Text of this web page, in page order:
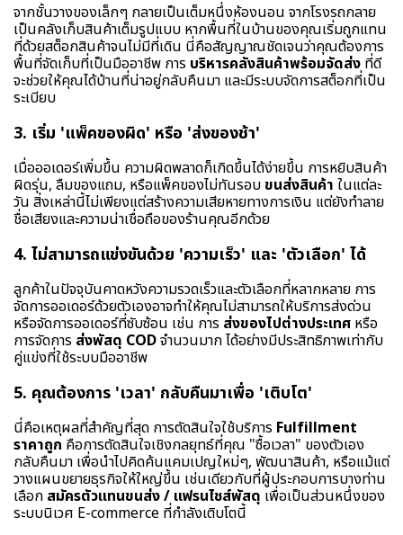
จากชั้นวางของเล็กๆ กลายเป็นเต็มหนึ่งห้องนอน จากโรงรถกลาย
เป็นคลังเก็บสินค้าเต็มรูปแบบ หากพื้นที่ในบ้านของคุณเริ่มถูกแทน
ที่ด้วยสต็อกสินค้าจนไม่มีที่เดิน นี่คือสัญญาณชัดเจนว่าคุณต้องการ
พื้นที่จัดเก็บที่เป็นมืออาชีพ การ บริหารคลังสินค้าพร้อมจัดส่ง ที่ดี
จะช่วยให้คุณได้บ้านที่น่าอยู่กลับคืนมา และมีระบบจัดการสต็อกที่เป็น
ระเบียบ
3. เริ่ม 'แพ็คของผิด' หรือ 'ส่งของช้า'
เมื่อออเดอร์เพิ่มขึ้น ความผิดพลาดก็เกิดขึ้นได้ง่ายขึ้น การหยิบสินค้า
ผิดรุ่น, ลืมของแถม, หรือแพ็คของไม่ทันรอบขนส่งสินค้า ในแต่ละ
วัน สิ่งเหล่านี้ไม่เพียงแต่สร้างความเสียหายทางการเงิน แต่ยังทำลาย
ชื่อเสียงและความน่าเชื่อถือของร้านคุณอีกด้วย
4. ไม่สามารถแข่งขันด้วย 'ความเร็ว' และ 'ตัวเลือก' ได้
ลูกค้าในปัจจุบันคาดหวังความรวดเร็วและตัวเลือกที่หลากหลาย การ
จัดการออเดอร์ด้วยตัวเองอาจทำให้คุณไม่สามารถให้บริการส่งด่วน
หรือจัดการออเดอร์ที่ซับซ้อน เช่น การ ส่งของไปต่างประเทศ หรือ
การจัดการ ส่งพัสดุ CODจำนวนมาก ได้อย่างมีประสิทธิภาพเท่ากับ
คู่แข่งที่ใช้ระบบมืออาชีพ
5. คุณต้องการ 'เวลา' กลับคืนมาเพื่อ 'เติบโต'
นี่คือเหตุผลที่สำคัญที่สุด การตัดสินใจใช้บริการ Fulfillment
ราคาถูก คือการตัดสินใจเชิงกลยุทธ์ที่คุณ "ซื้อเวลา" ของตัวเอง
กลับคืนมา เพื่อนำไปคิดค้นแคมเปญใหม่ๆ, พัฒนาสินค้า, หรือแม้แต่
วางแผนขยายธุรกิจให้ใหญ่ขึ้น เช่นเดียวกับที่ผู้ประกอบการบางท่าน
เลือก สมัครตัวแทนขนส่ง / แฟรนไชส์พัสดุ เพื่อเป็นส่วนหนึ่งของ
ระบบนิเวศ E-commerce ที่กำลังเติบโตนี้